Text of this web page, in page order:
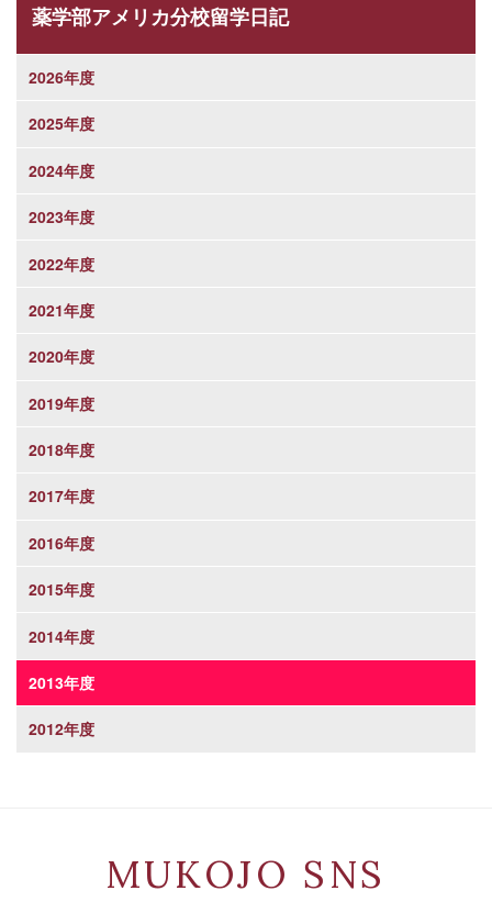
薬学部アメリカ分校留学日記
2026年度
2025年度
2024年度
2023年度
2022年度
2021年度
2020年度
2019年度
2018年度
2017年度
2016年度
2015年度
2014年度
2013年度
2012年度
MUKOJO SNS